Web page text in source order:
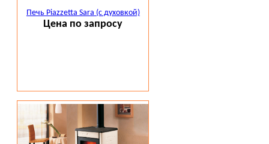
Печь Piazzetta Sara (с духовкой)
Цена по запросу